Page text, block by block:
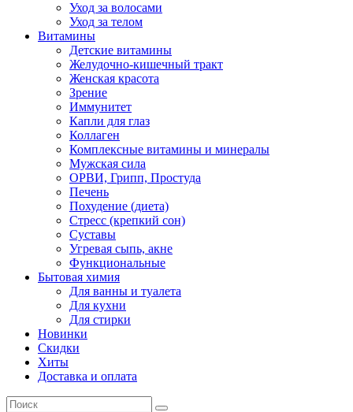
Уход за волосами
Уход за телом
Витамины
Детские витамины
Желудочно-кишечный тракт
Женская красота
Зрение
Иммунитет
Капли для глаз
Коллаген
Комплексные витамины и минералы
Мужская сила
ОРВИ, Грипп, Простуда
Печень
Похудение (диета)
Стресс (крепкий сон)
Суставы
Угревая сыпь, акне
Функциональные
Бытовая химия
Для ванны и туалета
Для кухни
Для стирки
Новинки
Скидки
Хиты
Доставка и оплата